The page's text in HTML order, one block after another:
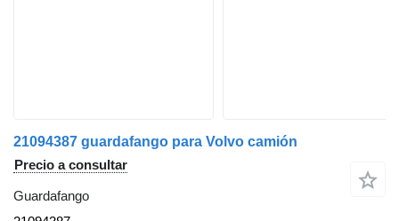
21094387 guardafango para Volvo camión
Precio a consultar
Guardafango